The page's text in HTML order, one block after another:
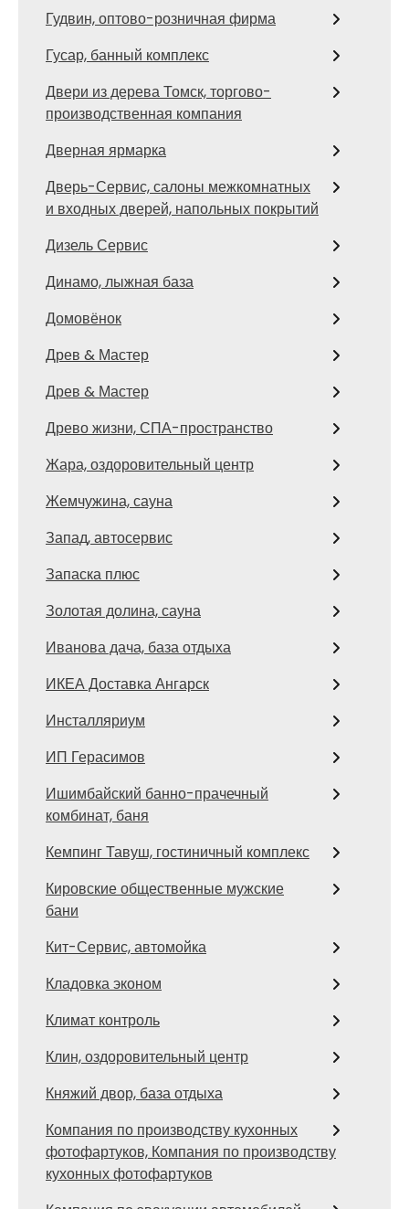
Гудвин, оптово-розничная фирма
Гусар, банный комплекс
Двери из дерева Томск, торгово-
производственная компания
Дверная ярмарка
Дверь-Сервис, салоны межкомнатных
и входных дверей, напольных покрытий
Дизель Сервис
Динамо, лыжная база
Домовёнок
Древ & Мастер
Древ & Мастер
Древо жизни, СПА-пространство
Жара, оздоровительный центр
Жемчужина, сауна
Запад, автосервис
Запаска плюс
Золотая долина, сауна
Иванова дача, база отдыха
ИКЕА Доставка Ангарск
Инсталляриум
ИП Герасимов
Ишимбайский банно-прачечный
комбинат, баня
Кемпинг Тавуш, гостиничный комплекс
Кировские общественные мужские
бани
Кит-Сервис, автомойка
Кладовка эконом
Климат контроль
Клин, оздоровительный центр
Княжий двор, база отдыха
Компания по производству кухонных
фотофартуков, Компания по производству
кухонных фотофартуков